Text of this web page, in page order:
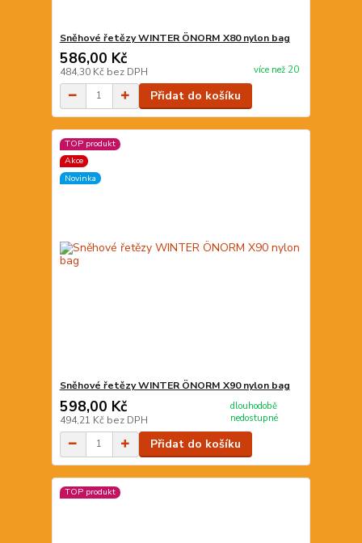
Sněhové řetězy WINTER ÖNORM X80 nylon bag
586,00 Kč
484,30 Kč bez DPH více než 20
Přidat do košíku
TOP produkt
Akce
Novinka
Sněhové řetězy WINTER ÖNORM X90 nylon bag
598,00 Kč
494,21 Kč bez DPH
dlouhodobě
nedostupné
Přidat do košíku
TOP produkt